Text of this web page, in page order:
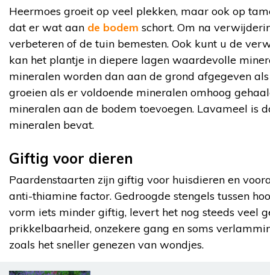
Heermoes groeit op veel plekken, maar ook op
dat er wat aan de bodem schort. Om na
verbeteren of de tuin bemesten. Ook kunt u de
kan het plantje in diepere lagen waardevolle
mineralen worden dan aan de grond afgegeven
groeien als er voldoende mineralen omhoog
mineralen aan de bodem toevoegen. Lavameel is
mineralen bevat.
Giftig voor dieren
Paardenstaarten zijn giftig voor huisdieren en
anti-thiamine factor. Gedroogde stengels tussen
vorm iets minder giftig, levert het nog steeds veel
prikkelbaarheid, onzekere gang en soms
zoals het sneller genezen van wondjes.